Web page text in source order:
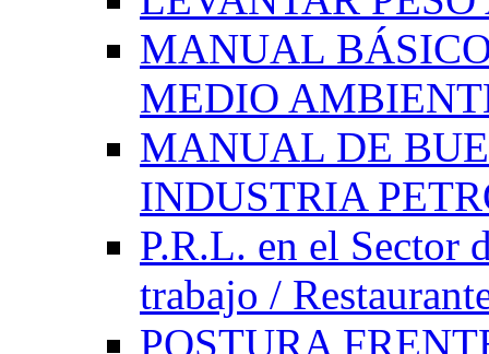
MANUAL
MEDIO
MANUAL DE
INDUSTRIA
P.R.L. en el Sector
trabajo /
POSTURA